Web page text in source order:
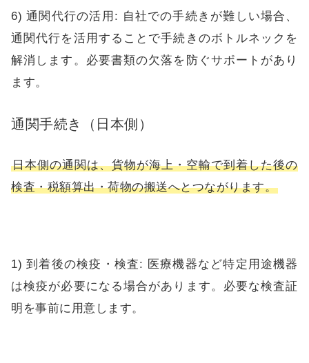
6) 通関代行の活用: 自社での手続きが難しい場合、
通関代行を活用することで手続きのボトルネックを
解消します。必要書類の欠落を防ぐサポートがあり
ます。
通関手続き（日本側）
日本側の通関は、貨物が海上・空輸で到着した後の
検査・税額算出・荷物の搬送へとつながります。
1) 到着後の検疫・検査: 医療機器など特定用途機器
は検疫が必要になる場合があります。必要な検査証
明を事前に用意します。